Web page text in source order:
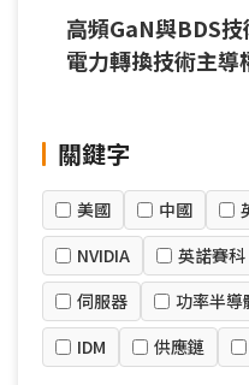
高頻GaN與BDS
電力轉換技術主導
關鍵字
美國 中國
NVIDIA
英諾賽科
伺服器
功率半導
IDM
供應鏈